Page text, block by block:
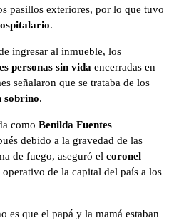
pasillos exteriores, por lo que tuvo
.
ingresar al inmueble, los
personas sin vida encerradas en
señalaron que se trataba de los
sobrino.
como Benilda Fuentes
debido a la gravedad de las
de fuego, aseguró el coronel
operativo de la capital del país a los
es que el papá y la mamá estaban